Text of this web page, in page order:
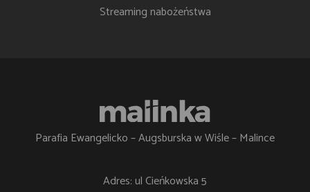
Streaming nabożeństwa
Parafia Ewangelicko – Augsburska w Wiśle – Malince
Adres: ul Cieńkowska 5